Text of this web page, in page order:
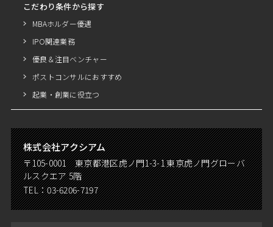
こだわり条件から探す
MBAホルダー優遇
IPO関連業務
優良＆注目ベンチャー
ポストコンサルにおすすめ
起業・創業に役立つ
株式会社アクシアム
〒105-0001 東京都港区虎ノ門1-3-1 東京虎ノ門グローバ
ルスクエア 5階
TEL：03-6206-7197